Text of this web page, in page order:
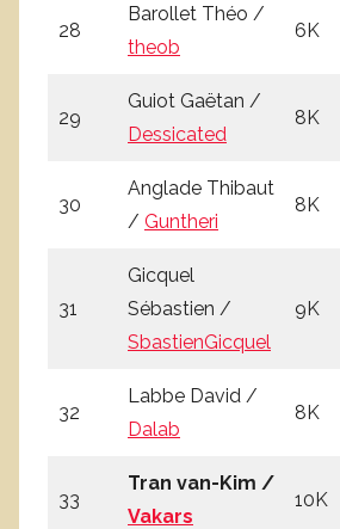
28
Barollet Théo /
theob
6K
29
Guiot Gaëtan /
Dessicated
8K
30
Anglade Thibaut
/ Guntheri
8K
31
Gicquel
Sébastien /
SbastienGicquel
9K
32
Labbe David /
Dalab
8K
33
Tran van-Kim /
Vakars
10K